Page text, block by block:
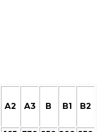
А2 А3 В В1 В2